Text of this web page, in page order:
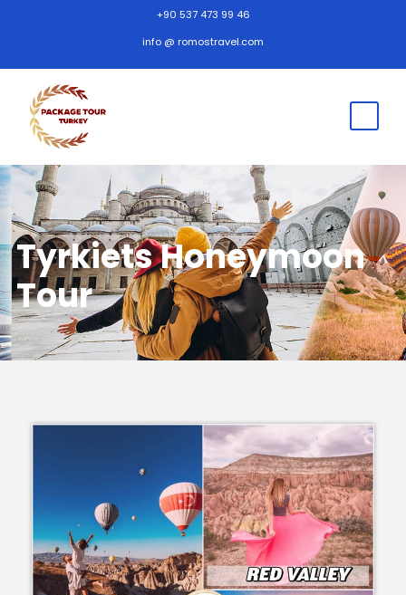
+90 537 473 99 46
info @ romostravel.com
Tyrkiets Honeymoon
Tour